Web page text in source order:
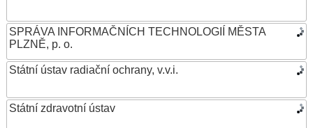
SPRÁVA INFORMAČNÍCH TECHNOLOGIÍ MĚSTA
PLZNĚ, p. o.
Státní ústav radiační ochrany, v.v.i.
Státní zdravotní ústav